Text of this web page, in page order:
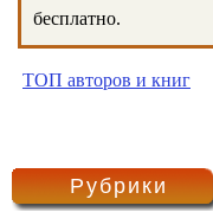
бесплатно.
ТОП авторов и книг
Рубрики